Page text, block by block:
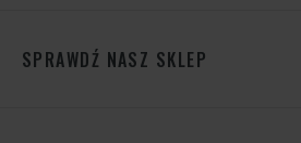
SPRAWDŹ NASZ SKLEP